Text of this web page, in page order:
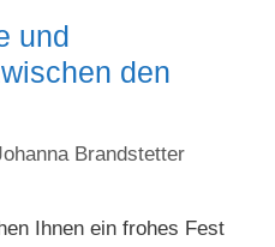
und
den
Brandstetter
Ihnen ein frohes Fest